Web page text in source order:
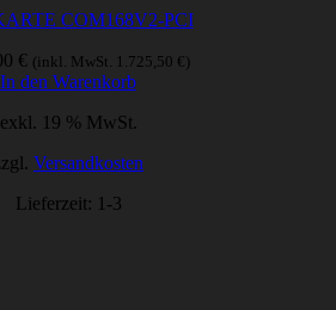
COM168V2-PCI
€ (inkl. MwSt. 1.725,50 € )
In den Warenkorb
exkl. 19 % MwSt.
Versandkosten
Lieferzeit: 1-3